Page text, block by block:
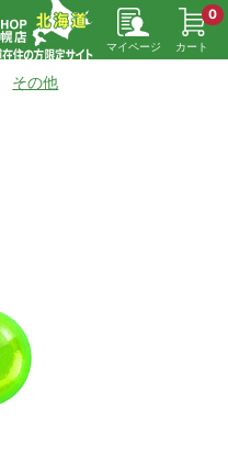
マイページ カート
0
その他